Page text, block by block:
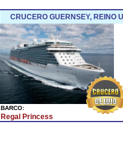
CRUCERO GUERNSEY, REINO
BARCO:
Regal Princess